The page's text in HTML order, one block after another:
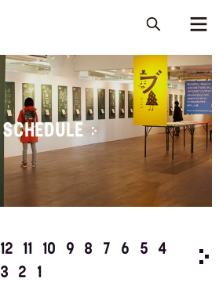
SCHEDULE
12 11 10 9 8 7 6 5
4
3
2 1